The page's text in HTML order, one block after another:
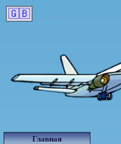
🇬🇧
Главная